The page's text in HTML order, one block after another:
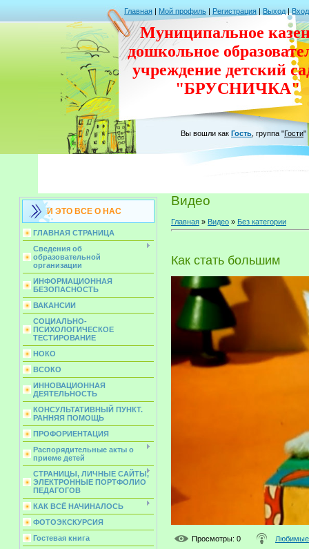
Главная | Мой профиль | Регистрация | Выход | Вход
Муниципальное
дошкольное
учреждение детский
"БРУСНИЧКА"
Вы вошли как Гость группа "Гости"
И ЭТО ВСЕ О НАС
ГЛАВНАЯ СТРАНИЦА
Сведения об
образовательной
организации
ИНФОРМАЦИОННАЯ
БЕЗОПАСНОСТЬ
ВАКАНСИИ
СОЦИАЛЬНО-
ПСИХОЛОГИЧЕСКОЕ
ТЕСТИРОВАНИЕ
НОКО
ВСОКО
ИННОВАЦИОННАЯ
ДЕЯТЕЛЬНОСТЬ
КОНСУЛЬТАТИВНЫЙ ПУНКТ.
РАННЯЯ ПОМОЩЬ
ПРОФОРИЕНТАЦИЯ
Распорядительные акты о
приеме детей
СТРАНИЦЫ, ЛИЧНЫЕ САЙТЫ,
ЭЛЕКТРОННЫЕ ПОРТФОЛИО
ПЕДАГОГОВ
КАК ВСЁ НАЧИНАЛОСЬ
ФОТОЭКСКУРСИЯ
Гостевая книга
Видео
Главная » Видео » Без категории
Как стать большим
Просмотры: 0 Любимые